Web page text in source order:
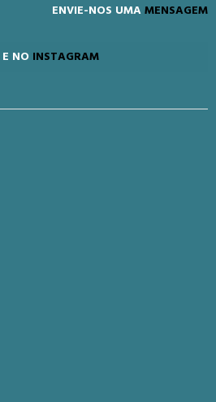
ENVIE-NOS UMAMENSAGEM
E NO INSTAGRAM